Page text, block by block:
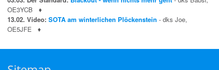
OE3YCB
♦
13.02. Video: SOTA am winterlichen Plöckenstein - dks Joe,
OE5JFE
♦